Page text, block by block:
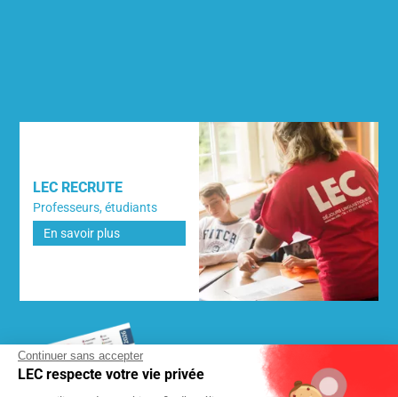
LEC RECRUTE
Professeurs, étudiants
En savoir plus
DEMANDEZ NOTRE BROCHURE
Continuer sans accepter
LEC respecte votre vie privée